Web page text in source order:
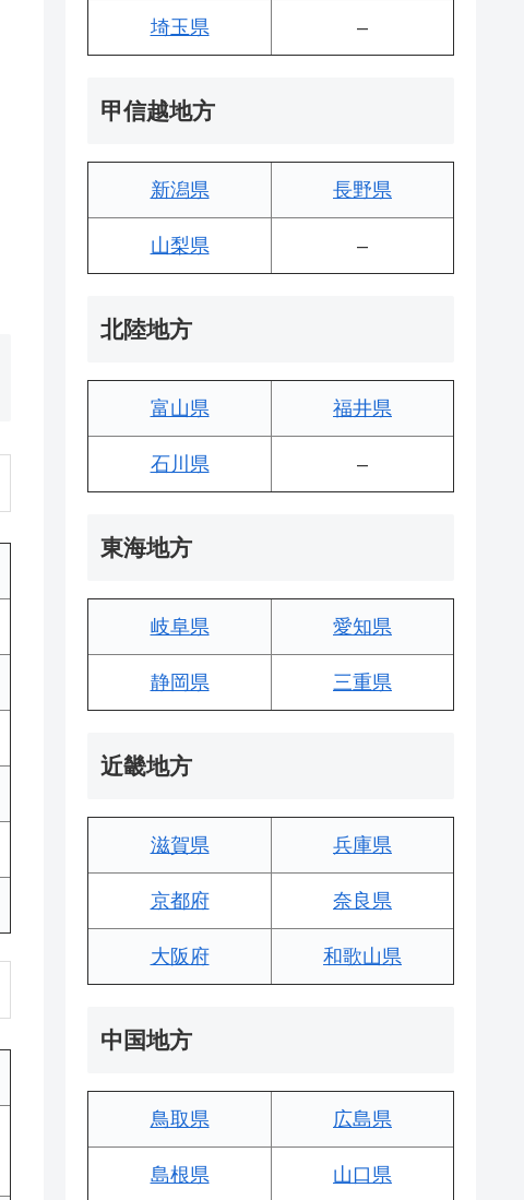
埼玉県 –
甲信越地方
新潟県 長野県
山梨県 –
北陸地方
富山県 福井県
石川県 –
東海地方
岐阜県 愛知県
静岡県 三重県
近畿地方
滋賀県 兵庫県
京都府 奈良県
大阪府 和歌山県
中国地方
鳥取県 広島県
島根県 山口県